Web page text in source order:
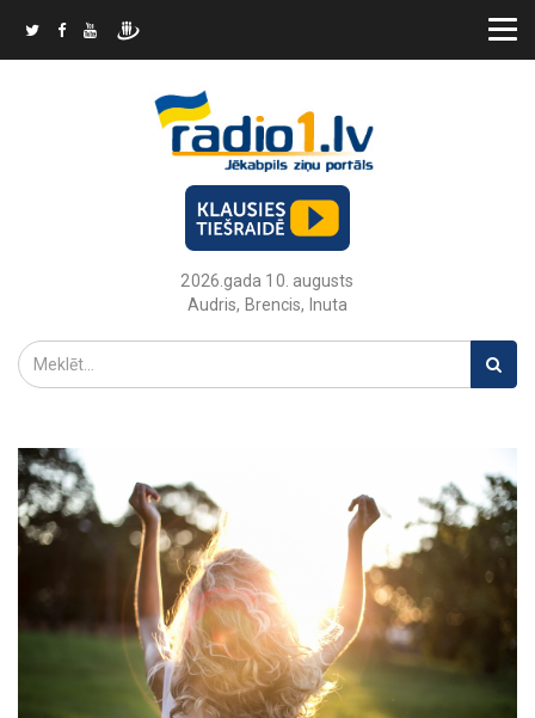
2026.gada 10. augusts
Audris, Brencis, Inuta